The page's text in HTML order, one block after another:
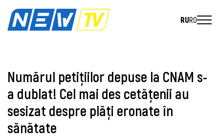
RURO
Numărul petițiilor depuse la CNAM s-
a dublat! Cel mai des cetățenii au
sesizat despre plăți eronate în
sănătate